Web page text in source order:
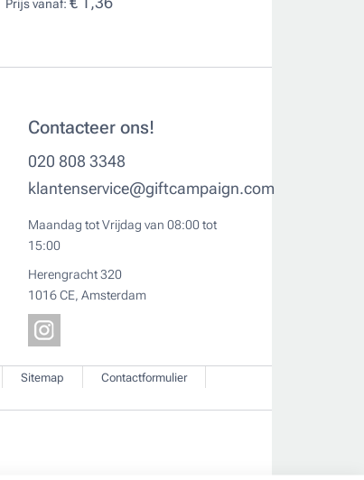
Prijs vanaf:
Contacteer ons!
020 808 3348
klantenservice@giftcampaign.com
Maandag tot Vrijdag van 08:00 tot
15:00
Herengracht 320
1016 CE, Amsterdam
Sitemap
Contactformulier